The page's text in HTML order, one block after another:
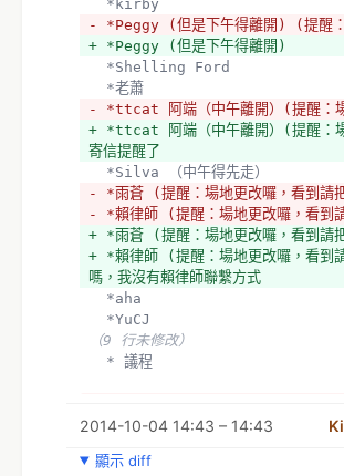
  *kirby
- *Peggy (但是下午得離開) (提醒：
+ *Peggy (但是下午得離開)
  *Shelling Ford
  *老蕭
- *ttcat 阿端（中午離開）(提醒：場
+ *ttcat 阿端（中午離開）(提醒：
寄信提醒了
  *Silva （中午得先走）
- *雨蒼 (提醒：場地更改囉，看到請
- *賴律師 (提醒：場地更改囉，看到
+ *雨蒼 (提醒：場地更改囉，看到
+ *賴律師 (提醒：場地更改囉，看到
嗎，我沒有賴律師聯繫方式
  *aha
  *YuCJ
（9 行未修改）
  * 議程
+
+
2014-10-04 14:43 – 14:43
顯示 diff